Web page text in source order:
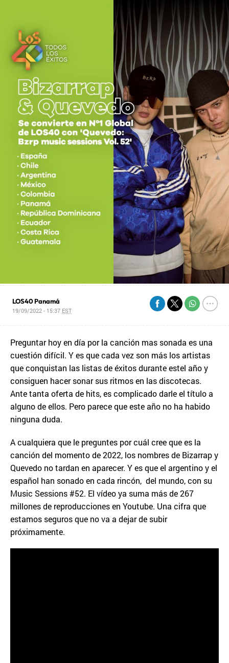
LOS40 Panamá
19/09/2022 - 15:37 EST
Preguntar hoy en día por la canción mas sonada es una
cuestión difícil. Y es que cada vez son más los artistas
que conquistan las listas de éxitos durante estel año y
consiguen hacer sonar sus ritmos en las discotecas.
Ante tanta oferta de hits, es complicado darle el título a
alguno de ellos. Pero parece que este año no ha habido
ninguna duda.
A cualquiera que le preguntes por cuál cree que es la
canción del momento de 2022, los nombres de Bizarrap y
Quevedo no tardan en aparecer. Y es que el argentino y el
español han sonado en cada rincón, del mundo, con su
Music Sessions #52. El vídeo ya suma más de 267
millones de reproducciones en Youtube. Una cifra que
estamos seguros que no va a dejar de subir
próximamente.